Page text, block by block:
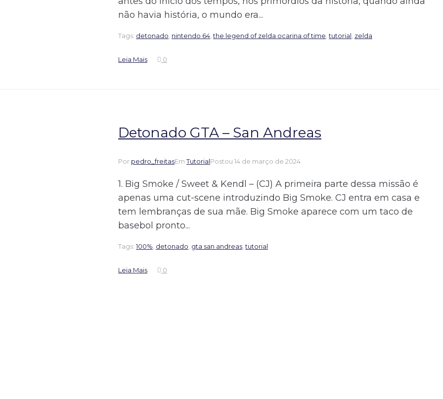
não havia história, o mundo era...
Tags: detonado nintendo 64 ,the legend of zelda ocarina of time ,tutorial zelda
Leia Mais 0
Detonado GTA – San Andreas
Por pedro_freitasEmTutorialPostou 14 de março de 2024
1. Big Smoke / Sweet & Kendl – (CJ) A primeira parte dessa missão é
apenas uma cut-scene introduzindo Big Smoke. CJ entra em casa e
tem lembranças de sua mãe. Big Smoke aparece com um taco de
basebol pronto...
Tags:100% detonado gta san andreas ,tutorial
Leia Mais 0